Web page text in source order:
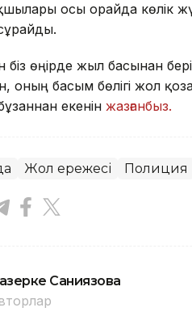
осы орайда көлік
біз өңірде жыл басынан
оның басым бөлігі жол
екенін жазғанбыз.
Жол ережесі Полиция
Саниязова